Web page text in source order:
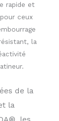
rapide et
ceux
la
de la
la